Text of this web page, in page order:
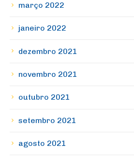
março 2022
janeiro 2022
dezembro 2021
novembro 2021
outubro 2021
setembro 2021
agosto 2021